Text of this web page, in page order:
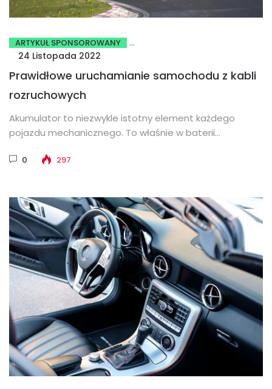
ARTYKUŁ SPONSOROWANY
24 Listopada 2022
Prawidłowe uruchamianie samochodu z kabli
rozruchowych
Akumulator to niezwykle istotny element każdego
pojazdu mechanicznego. To właśnie w baterii
zasilania...
0 297